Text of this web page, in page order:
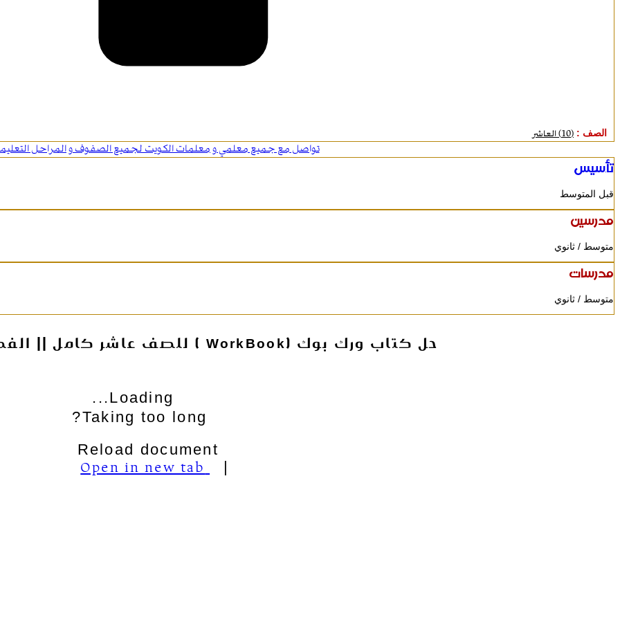
الصف : (10) العاشر
تواصل مع جميع معلمي و معلمات الكويت لجميع الصفوف و المراحل
تأسيس
قبل المتوسط
مدرسين
متوسط / ثانوي
مدرسات
متوسط / ثانوي
حل كتاب ورك بوك (WorkBook ) للصف عاشر كامل || الفصل الدراسي الأول
Loading...
Taking too long?
|
Open in new tab